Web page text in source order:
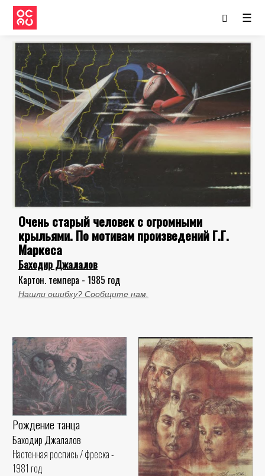
☰
Очень старый человек с огромными
крыльями. По мотивам произведений Г.Г.
Маркеса
Баходир Джалалов
Картон. темпера - 1985 год
Нашли ошибку? Сообщите нам.
Рождение танца
Баходир Джалалов
Настенная роспись / фреска -
1981 год